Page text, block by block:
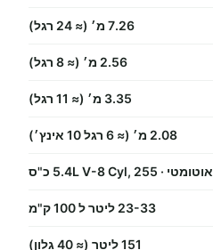
7.26 מ׳ (≈ 24 רגל)
2.56 מ׳ (≈ 8 רגל)
3.35 מ׳ (≈ 11 רגל)
2.08 מ׳ (≈ 6 רגל 10 אינץ׳)
אוטומטי · 5.4L V-8 Cyl, 255 כ"ס
23-33 ליטר ל 100 ק"מ
151 ליטר (≈ 40 גלון)